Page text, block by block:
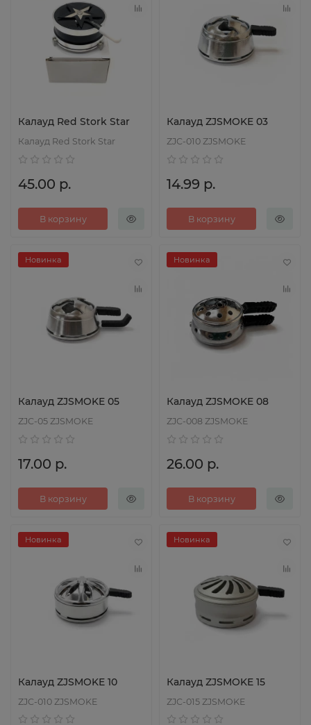
Калауд Red Stork Star
Калауд Red Stork Star
45.00 р.
В корзину
Калауд ZJSMOKE 03
ZJC-010 ZJSMOKE
14.99 р.
В корзину
Новинка
Калауд ZJSMOKE 05
ZJC-05 ZJSMOKE
17.00 р.
В корзину
Новинка
Калауд ZJSMOKE 08
ZJC-008 ZJSMOKE
26.00 р.
В корзину
Новинка
Калауд ZJSMOKE 10
ZJC-010 ZJSMOKE
Новинка
Калауд ZJSMOKE 15
ZJC-015 ZJSMOKE